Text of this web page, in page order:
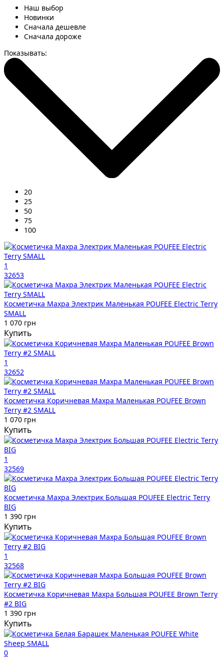
Наш выбор
Новинки
Сначала дешевле
Сначала дороже
Показывать:
20
25
50
75
100
1
32653
Косметичка Махра Электрик Маленькая POUFEE Electric Terry
SMALL
1 070 грн
Купить
1
32652
Косметичка Коричневая Махра Маленькая POUFEE Brown
Terry #2 SMALL
1 070 грн
Купить
1
32569
Косметичка Махра Электрик Большая POUFEE Electric Terry
BIG
1 390 грн
Купить
1
32568
Косметичка Коричневая Махра Большая POUFEE Brown Terry
#2 BIG
1 390 грн
Купить
0